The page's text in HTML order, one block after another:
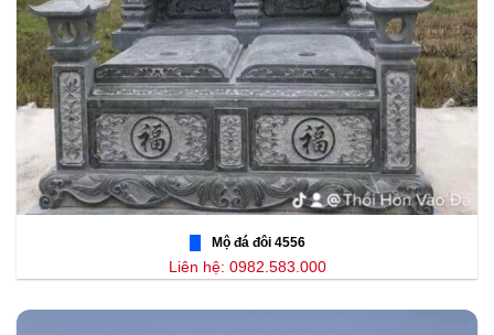
Mộ đá đôi 4556
Liên hệ: 0982.583.000